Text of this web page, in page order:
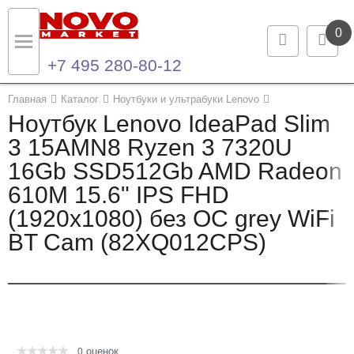
0
+7 495 280-80-12
Главная Каталог Ноутбуки и ультрабуки Lenovo
Ноутбук Lenovo IdeaPad Slim
3 15AMN8 Ryzen 3 7320U
16Gb SSD512Gb AMD Radeon
610M 15.6" IPS FHD
(1920x1080) без ОС grey WiFi
BT Cam (82XQ012CPS)
0 оценок
Назад
Каталог продукции
Ноутбуки и ультрабуки
Компьютеры
Моноблоки
Назад
Контакты
Контактная информация